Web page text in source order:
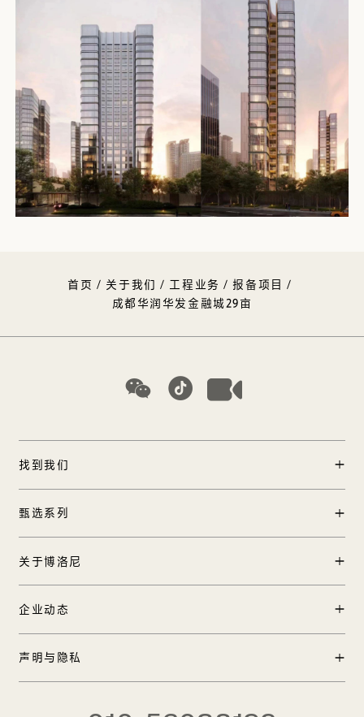
首页 / 关于我们 / 工程业务 / 报备项目
/
成都华润华发金融城29亩
找到我们
中国区加盟
工程合作
在线客服
甄选系列
实景案例
TOP 12方案
关于博洛尼
品牌历程
品牌发布
企业动态
品牌影像
声明与隐私